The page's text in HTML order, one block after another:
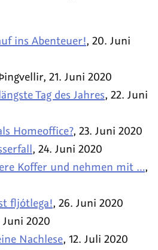
ins Abenteuer!, am
20. Juni
, am
21. Juni 2020
Tag des Jahres, am
22. Juni
Homeoffice?, am
23. Juni 2020
, am
24. Juni 2020
Koffer und nehmen mit …,
fljótlega!, am
26. Juni 2020
Juni 2020
Nachlese, am
12. Juli 2020